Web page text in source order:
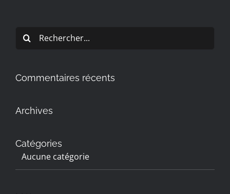
Rechercher:
Commentaires récents
Archives
Catégories
Aucune catégorie